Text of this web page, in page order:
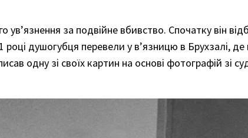
за подвійне вбивство. Спочатку він
році душогубця перевели у в’язницю в Брухзалі,
одну зі своїх картин на основі фотографій зі